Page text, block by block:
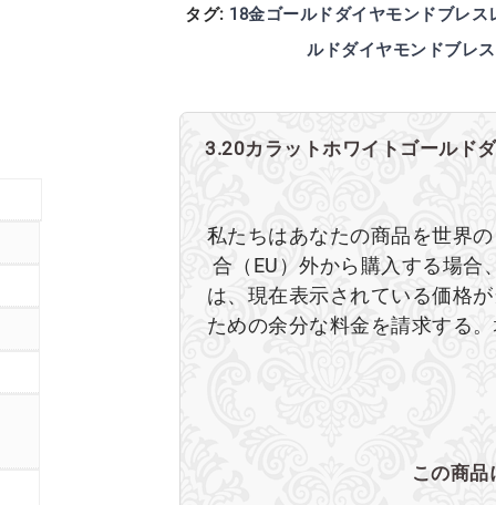
タグ: 18金ゴールドダイヤモンドブレス
ルドダイヤモンドブレ
3.20カラットホワイトゴールド
私たちはあなたの商品を世界
合（EU）外から購入する場合
は、現在表示されている価格
ための余分な料金を請求する
この商